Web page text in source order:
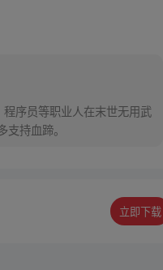
序员等职业人在末世无用武
大家多多支持血蹄。
立即下载